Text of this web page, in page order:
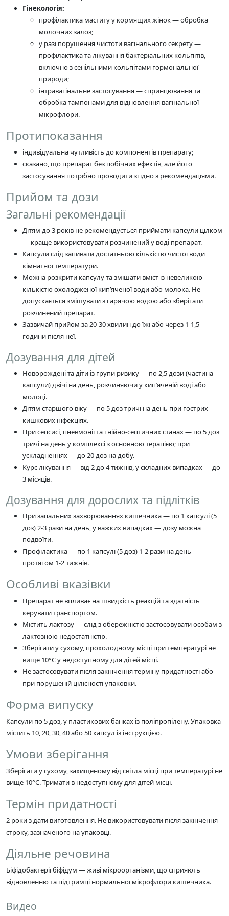
Гінекологія:
профілактика маститу у кормящих жінок — обробка
молочних залоз;
у разі порушення чистоти вагінального секрету —
профілактика та лікування бактеріальних кольпітів,
включно з сенільними кольпітами гормональної
природи;
інтравагінальне застосування — спринцювання та
обробка тампонами для відновлення вагінальної
мікрофлори.
Протипоказання
індивідуальна чутливість до компонентів препарату;
сказано, що препарат без побічних ефектів, але його
застосування потрібно проводити згідно з рекомендаціями.
Прийом та дози
Загальні рекомендації
Дітям до 3 років не рекомендується приймати капсули цілком
— краще використовувати розчинений у воді препарат.
Капсули слід запивати достатньою кількістю чистої води
кімнатної температури.
Можна розкрити капсулу та змішати вміст із невеликою
кількістю охолодженої кип’яченої води або молока. Не
допускається змішувати з гарячою водою або зберігати
розчинений препарат.
Зазвичай прийом за 20-30 хвилин до їжі або через 1-1,5
години після неї.
Дозування для дітей
Новорождені та діти із групи ризику — по 2,5 дози (частина
капсули) двічі на день, розчиняючи у кип’яченій воді або
молоці.
Дітям старшого віку — по 5 доз тричі на день при гострих
кишкових інфекціях.
При сепсисі, пневмонії та гнійно-септичних станах — по 5 доз
тричі на день у комплексі з основною терапією; при
ускладненнях — до 20 доз на добу.
Курс лікування — від 2 до 4 тижнів, у складних випадках — до
3 місяців.
Дозування для дорослих та підлітків
При запальних захворюваннях кишечника — по 1 капсулі (5
доз) 2-3 рази на день, у важких випадках — дозу можна
подвоїти.
Профілактика — по 1 капсулі (5 доз) 1-2 рази на день
протягом 1-2 тижнів.
Особливі вказівки
Препарат не впливає на швидкість реакцій та здатність
керувати транспортом.
Містить лактозу — слід з обережністю застосовувати особам з
лактозною недостатністю.
Зберігати у сухому, прохолодному місці при температурі не
вище 10°C у недоступному для дітей місці.
Не застосовувати після закінчення терміну придатності або
при порушеній цілісності упаковки.
Форма випуску
Капсули по 5 доз, у пластикових банках із поліпропілену. Упаковка
містить 10, 20, 30, 40 або 50 капсул із інструкцією.
Умови зберігання
Зберігати у сухому, захищеному від світла місці при температурі не
вище 10°C. Тримати в недоступному для дітей місці.
Термін придатності
2 роки з дати виготовлення. Не використовувати після закінчення
строку, зазначеного на упаковці.
Діяльне речовина
Біфідобактерії біфідум — живі мікроорганізми, що сприяють
відновленню та підтримці нормальної мікрофлори кишечника.
Видео